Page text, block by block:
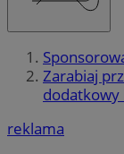
Zarabiaj
dodatkowy
reklama